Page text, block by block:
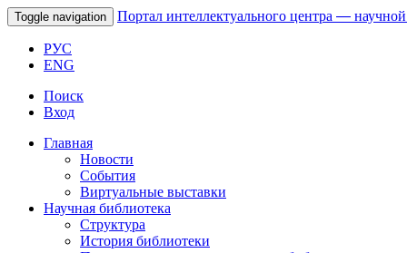
Toggle navigation Портал интеллектуального центра —
РУС
ENG
Поиск
Вход
Главная
Новости
События
Виртуальные выставки
Научная библиотека
Структура
История библиотеки